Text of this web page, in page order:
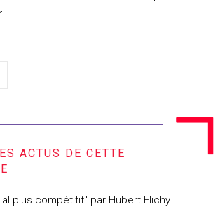
plus compétitif" par Hubert Flichy